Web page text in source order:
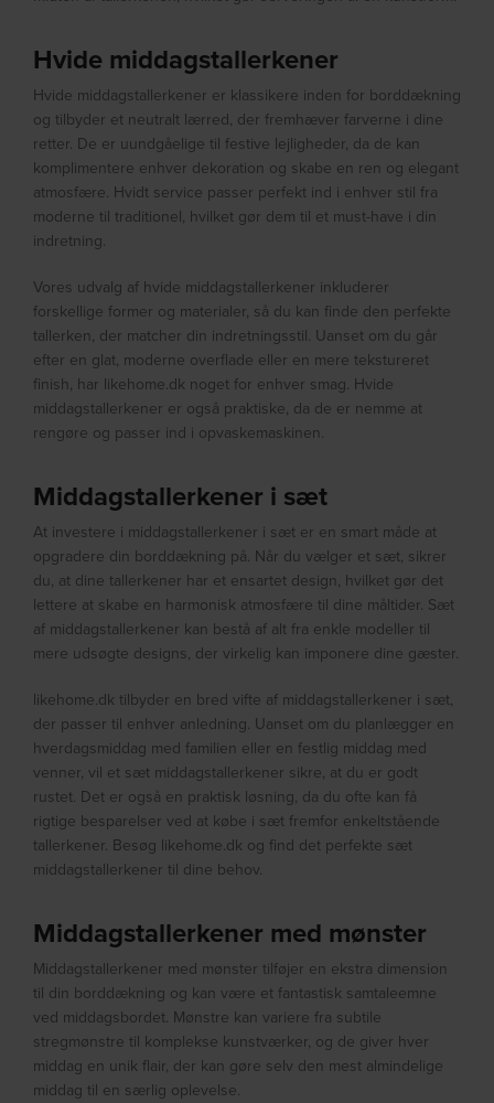
Hvide middagstallerkener
Hvide middagstallerkener er klassikere inden for borddækning
og tilbyder et neutralt lærred, der fremhæver farverne i dine
retter. De er uundgåelige til festive lejligheder, da de kan
komplimentere enhver dekoration og skabe en ren og elegant
atmosfære. Hvidt service passer perfekt ind i enhver stil fra
moderne til traditionel, hvilket gør dem til et must-have i din
indretning.
Vores udvalg af hvide middagstallerkener inkluderer
forskellige former og materialer, så du kan finde den perfekte
tallerken, der matcher din indretningsstil. Uanset om du går
efter en glat, moderne overflade eller en mere tekstureret
finish, har likehome.dk noget for enhver smag. Hvide
middagstallerkener er også praktiske, da de er nemme at
rengøre og passer ind i opvaskemaskinen.
Middagstallerkener i sæt
At investere i middagstallerkener i sæt er en smart måde at
opgradere din borddækning på. Når du vælger et sæt, sikrer
du, at dine tallerkener har et ensartet design, hvilket gør det
lettere at skabe en harmonisk atmosfære til dine måltider. Sæt
af middagstallerkener kan bestå af alt fra enkle modeller til
mere udsøgte designs, der virkelig kan imponere dine gæster.
likehome.dk tilbyder en bred vifte af middagstallerkener i sæt,
der passer til enhver anledning. Uanset om du planlægger en
hverdagsmiddag med familien eller en festlig middag med
venner, vil et sæt middagstallerkener sikre, at du er godt
rustet. Det er også en praktisk løsning, da du ofte kan få
rigtige besparelser ved at købe i sæt fremfor enkeltstående
tallerkener. Besøg likehome.dk og find det perfekte sæt
middagstallerkener til dine behov.
Middagstallerkener med mønster
Middagstallerkener med mønster tilføjer en ekstra dimension
til din borddækning og kan være et fantastisk samtaleemne
ved middagsbordet. Mønstre kan variere fra subtile
stregmønstre til komplekse kunstværker, og de giver hver
middag en unik flair, der kan gøre selv den mest almindelige
middag til en særlig oplevelse.